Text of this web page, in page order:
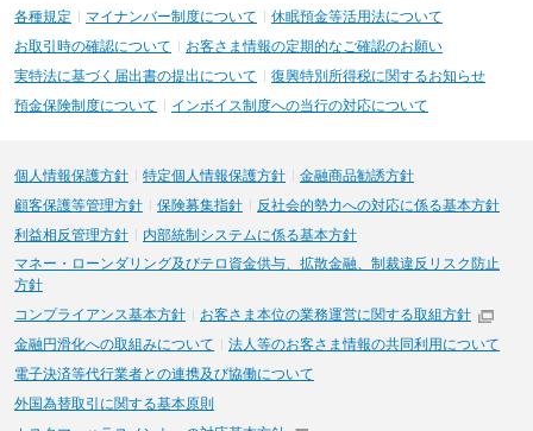
各種規定 マイナンバー制度について
休眠預金等活用法について
お取引時の確認について
お客さま情報の定期的なご確認のお願い
実特法に基づく届出書の提出について
復興特別所得税に関するお知らせ
預金保険制度について
インボイス制度への当行の対応について
個人情報保護方針 特定個人情報保護方針
金融商品勧誘方針
顧客保護等管理方針
保険募集指針
反社会的勢力への対応に係る基本方針
利益相反管理方針
内部統制システムに係る基本方針
マネー・ローンダリング及びテロ資金供与、拡散金融、制裁違反リスク防止
方針
コンプライアンス基本方針
お客さま本位の業務運営に関する取組方針
金融円滑化への取組みについて
法人等のお客さま情報の共同利用について
電子決済等代行業者との連携及び協働について
外国為替取引に関する基本原則